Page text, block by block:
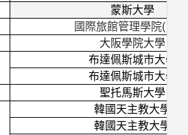
蒙斯大學
國際旅館管理學院(自費
大阪學院大學
布達佩斯城市大學
布達佩斯城市大學
聖托馬斯大學
韓國天主教大學
韓國天主教大學